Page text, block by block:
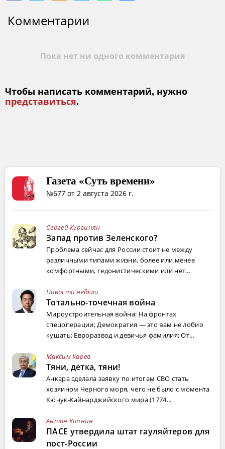
Комментарии
Пока нет ни одного комментария
Чтобы написать комментарий, нужно
представиться.
Газета «Суть времени»
№677 от 2 августа 2026 г.
Сергей Кургинян
Запад против Зеленского?
Проблема сейчас для России стоит не между
различными типами жизни, более или менее
комфортными, гедонистическими или нет...
Новости недели
Тотально-точечная война
Мироустроительная война: На фронтах
спецоперации; Демократия — это вам не лобио
кушать; Евроразвод и девичья фамилия; От...
Максим Карев
Тяни, детка, тяни!
Анкара сделала заявку по итогам СВО стать
хозяином Черного моря, чего не было с момента
Кючук-Кайнарджийского мира (1774...
Антон Копнин
ПАСЕ утвердила штат гауляйтеров для
пост-России